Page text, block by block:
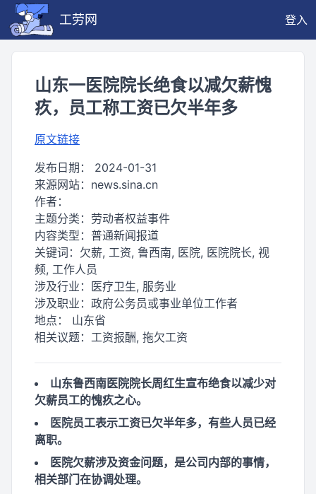
工劳网 登入
山东一医院院长绝食以减欠薪愧
疚，员工称工资已欠半年多
原文链接
发布日期： 2024-01-31
来源网站： news.sina.cn
作者：
主题分类： 劳动者权益事件
内容类型： 普通新闻报道
关键词： 欠薪, 工资, 鲁西南, 医院, 医院院长, 视
频, 工作人员
涉及行业： 医疗卫生, 服务业
涉及职业： 政府公务员或事业单位工作者
地点： 山东省
相关议题： 工资报酬, 拖欠工资
山东鲁西南医院院长周红生宣布绝食以减少对
欠薪员工的愧疚之心。
医院员工表示工资已欠半年多，有些人员已经
离职。
医院欠薪涉及资金问题，是公司内部的事情，
相关部门在协调处理。